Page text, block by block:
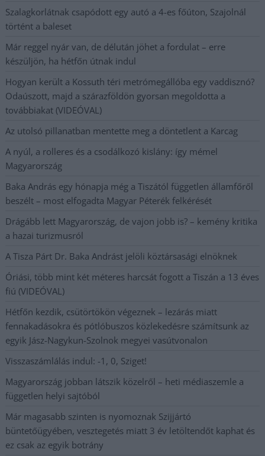
Szalagkorlátnak csapódott egy autó a 4-es főúton, Szajolnál
történt a baleset
Már reggel nyár van, de délután jöhet a fordulat – erre
készüljön, ha hétfőn útnak indul
Hogyan került a Kossuth téri metrómegállóba egy vaddisznó?
Odaúszott, majd a szárazföldön gyorsan megoldotta a
továbbiakat (VIDEÓVAL)
Az utolsó pillanatban mentette meg a döntetlent a Karcag
A nyúl, a rolleres és a csodálkozó kislány: így mémel
Magyarország
Baka András egy hónapja még a Tiszától független államfőről
beszélt – most elfogadta Magyar Péterék felkérését
Drágább lett Magyarország, de vajon jobb is? – kemény kritika
a hazai turizmusról
A Tisza Párt Dr. Baka Andrást jelöli köztársasági elnöknek
Óriási, több mint két méteres harcsát fogott a Tiszán a 13 éves
fiú (VIDEÓVAL)
Hétfőn kezdik, csütörtökön végeznek – lezárás miatt
fennakadásokra és pótlóbuszos közlekedésre számítsunk az
egyik Jász-Nagykun-Szolnok megyei vasútvonalon
Visszaszámlálás indul: -1, 0, Sziget!
Magyarország jobban látszik közelről – heti médiaszemle a
független helyi sajtóból
Már magasabb szinten is nyomoznak Szijjártó
büntetőügyében, vesztegetés miatt 3 év letöltendőt kaphat és
ez csak az egyik botrány